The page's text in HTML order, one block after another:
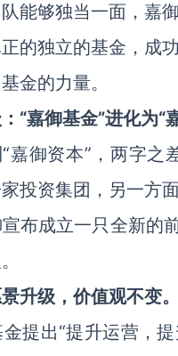
能够独当一面，嘉
的独立的基金，成
金的力量。
“嘉御基金”进化为“
“嘉御资本”，两字
投资集团，另一方
布成立一只全新的
升级，价值观不变。
提出“提升运营，